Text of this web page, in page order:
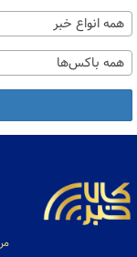
همه انواع خبر
همه باکس‌ها